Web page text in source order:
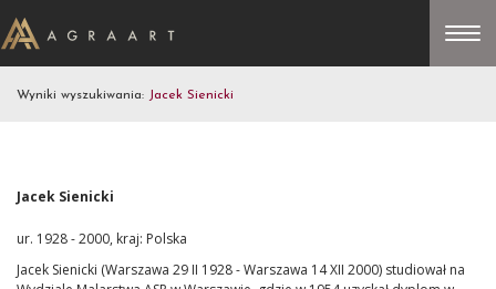
Wyniki wyszukiwania: Jacek Sienicki
Jacek Sienicki
ur. 1928 - 2000, kraj: Polska
Jacek Sienicki (Warszawa 29 II 1928 - Warszawa 14 XII 2000) studiował na